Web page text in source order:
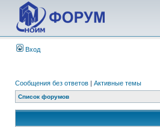
Вход
Сообщения без ответов | Активные темы
Список форумов